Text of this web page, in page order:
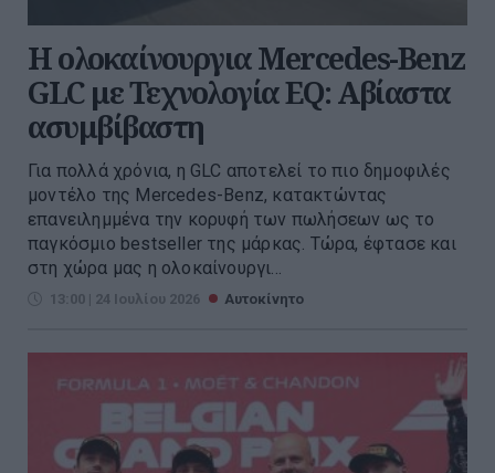
Η ολοκαίνουργια Mercedes-Benz
GLC με Τεχνολογία EQ: Αβίαστα
ασυμβίβαστη
Για πολλά χρόνια, η GLC αποτελεί το πιο δημοφιλές
μοντέλο της Mercedes-Benz, κατακτώντας
επανειλημμένα την κορυφή των πωλήσεων ως το
παγκόσμιο bestseller της μάρκας. Τώρα, έφτασε και
στη χώρα μας η ολοκαίνουργι...
13:00 | 24 Ιουλίου 2026 Αυτοκίνητο